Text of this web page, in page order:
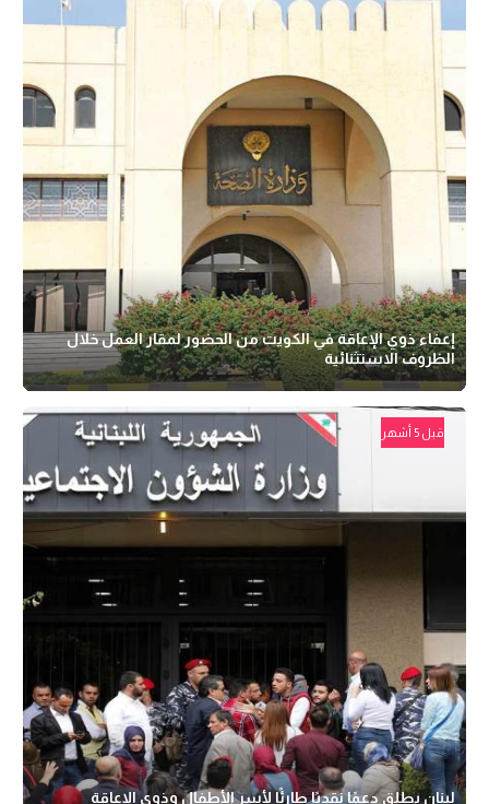
إعفاء ذوي الإعاقة في الكويت من الحضور لمقار العمل خلال
الظروف الاستثنائية
قبل 5 أشهر
لبنان يطلق دعمًا نقديًا طارئًا لأسر الأطفال وذوي الإعاقة